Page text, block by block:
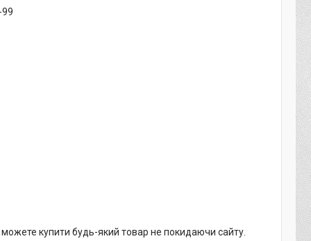
можете купити будь-який товар не покидаючи сайту.